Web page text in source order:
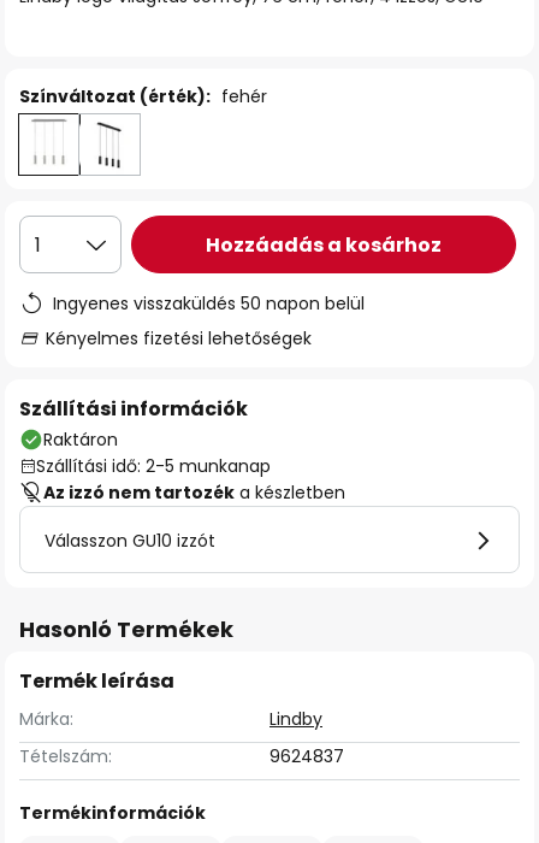
Színváltozat (érték): fehér
1 Hozzáadás a kosárhoz
Ingyenes visszaküldés 50 napon belül
Kényelmes fizetési lehetőségek
Szállítási információk
Raktáron
Szállítási idő: 2-5 munkanap
Az izzó nem tartozék a készletben
Válasszon GU10 izzót
Hasonló Termékek
Termék leírása
Márka:
Lindby
Tételszám:
9624837
Termékinformációk